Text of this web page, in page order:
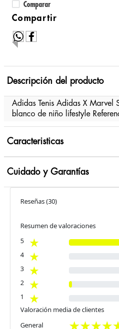
Comparar
Descripción del producto
Adidas Tenis Adidas X Marvel
blanco de niño lifestyle
Caracteristicas
Cuidado y Garantías
Reseñas(30)
Resumen de valoraciones
5
4
3
2
1
Valoración media de clientes
General